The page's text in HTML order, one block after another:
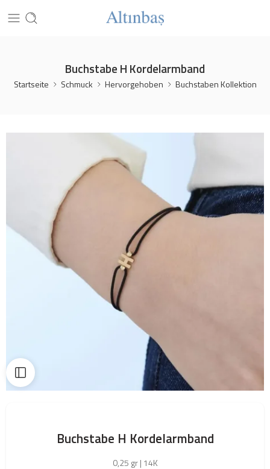
Buchstabe H Kordelarmband
Startseite Schmuck Hervorgehoben Buchstaben Kollektion
Buchstabe H Kordelarmband
0,25 gr | 14K